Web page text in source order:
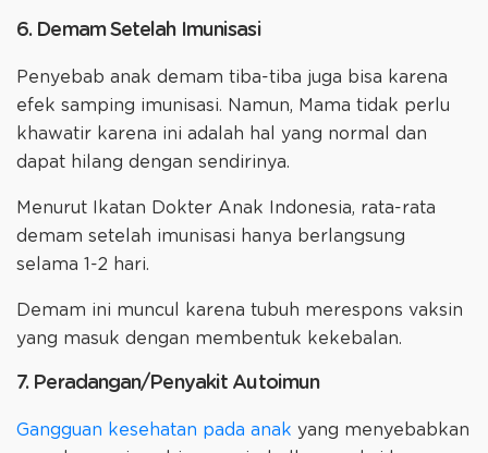
6. Demam Setelah Imunisasi
Penyebab anak demam tiba-tiba juga bisa karena
efek samping imunisasi. Namun, Mama tidak perlu
khawatir karena ini adalah hal yang normal dan
dapat hilang dengan sendirinya.
Menurut Ikatan Dokter Anak Indonesia, rata-rata
demam setelah imunisasi hanya berlangsung
selama 1-2 hari.
Demam ini muncul karena tubuh merespons vaksin
yang masuk dengan membentuk kekebalan.
7. Peradangan/Penyakit Autoimun
Gangguan kesehatan pada anak yang menyebabkan